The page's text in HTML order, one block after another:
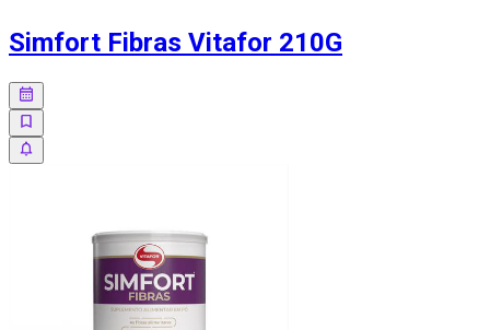
Simfort Fibras Vitafor 210G